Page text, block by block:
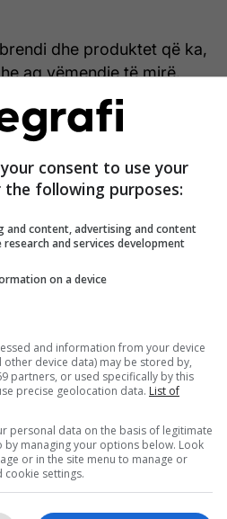
dhe produktet që ka,
aq vëmendje të mirë.
nuk janë mahnitur nga ky
se “këto këpucë
duke e bashkëngjitur
consent to use your
following purposes:
and content, advertising and content
and services development
on a device
and information from your device
device data) may be stored by,
partners, or used specifically by this
precise geolocation data. List of
personal data on the basis of legitimate
by managing your options below. Look
or in the site menu to manage or
cookie settings.